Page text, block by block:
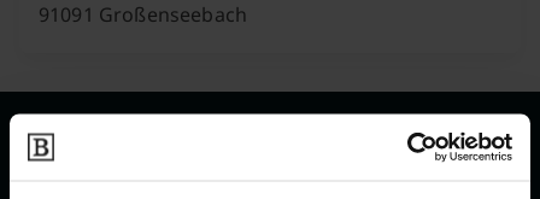
91091 Großenseebach
Wir sind Ihr Ansprechpartner rund